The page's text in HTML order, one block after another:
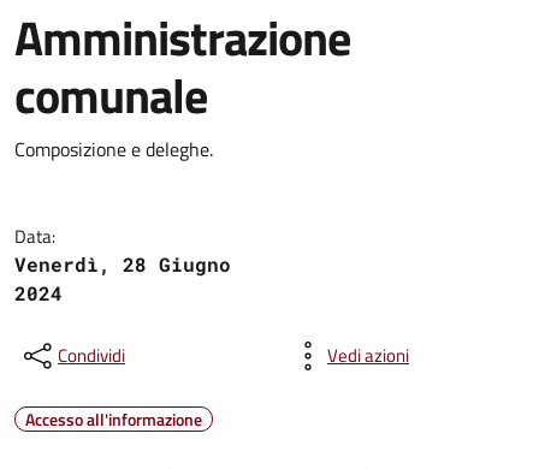
Amministrazione
comunale
Composizione e deleghe.
Data:
Venerdì, 28 Giugno
2024
Condividi Vedi azioni
Accesso all'informazione